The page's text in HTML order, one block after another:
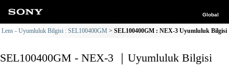
Global
Lens - Uyumluluk Bilgisi : SEL100400GM SEL100400GM : NEX-3 Uyumluluk Bilgisi
SEL100400GM - NEX-3 ｜Uyumluluk Bilgisi